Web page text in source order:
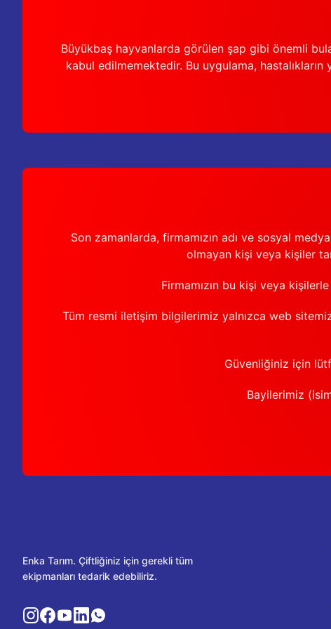
Büyükbaş hayvanlarda görülen şap gibi önemli
kabul edilmemektedir. Bu uygulama, hastalıkların
Son zamanlarda, firmamızın adı ve sosyal
olmayan kişi veya kişiler
Firmamızın bu kişi veya
Tüm resmi iletişim bilgilerimiz yalnızca web
Güvenliğiniz için
Bayilerimiz
Enka Tarım. Çiftliğiniz için gerekli tüm
ekipmanları tedarik edebiliriz.